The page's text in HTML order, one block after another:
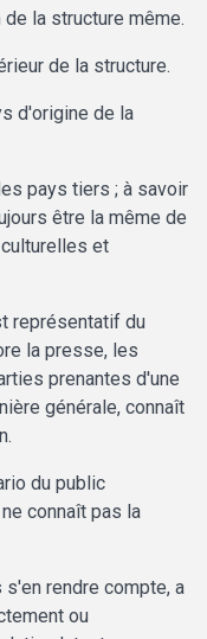
la structure même.
de la structure.
d'origine de la
pays tiers ; à savoir
être la même de
et
représentatif du
la presse, les
prenantes d'une
générale, connaît
du public
connaît pas la
s'en rendre compte, a
ou